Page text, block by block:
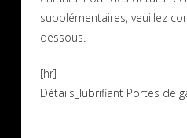
supplémentaires, veuillez
dessous.
[hr]
Détails_lubrifiant Portes de